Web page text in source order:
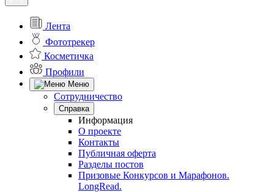
Лента
Фототрекер
Косметичка
Профили
Меню
Сотрудничество
Справка
Информация
О проекте
Контакты
Публичная оферта
Разделы постов
Призовые Конкурсов и Марафонов.
LongRead.